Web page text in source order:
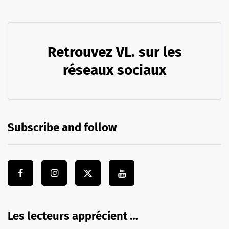
Retrouvez VL. sur les
réseaux sociaux
Subscribe and follow
Les lecteurs apprécient …